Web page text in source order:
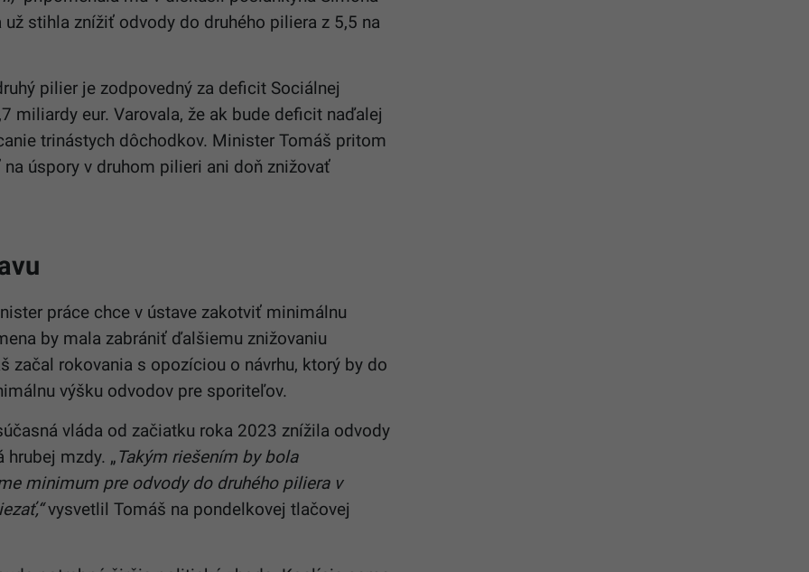
stihla znížiť odvody do druhého piliera z 5,5 na
pilier je zodpovedný za deficit Sociálnej
miliardy eur. Varovala, že ak bude deficit naďalej
trinástych dôchodkov. Minister Tomáš pritom
úspory v druhom pilieri ani doň znižovať
práce chce v ústave zakotviť minimálnu
by mala zabrániť ďalšiemu znižovaniu
začal rokovania s opozíciou o návrhu, ktorý by do
výšku odvodov pre sporiteľov.
vláda od začiatku roka 2023 znížila odvody
hrubej mzdy. „Takým riešením by bola
minimum pre odvody do druhého piliera v
vysvetlil Tomáš na pondelkovej tlačovej